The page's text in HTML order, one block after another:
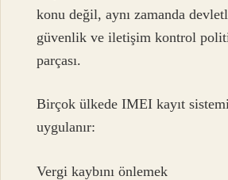
konu değil, aynı zamanda
güvenlik ve iletişim kontrol
parçası.
Birçok ülkede IMEI kayıt
uygulanır:
Vergi kaybını önlemek